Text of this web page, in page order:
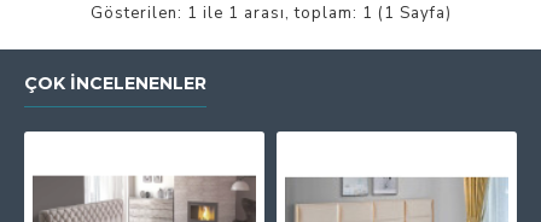
Gösterilen: 1 ile 1 arası, toplam: 1 (1 Sayfa)
ÇOK İNCELENENLER